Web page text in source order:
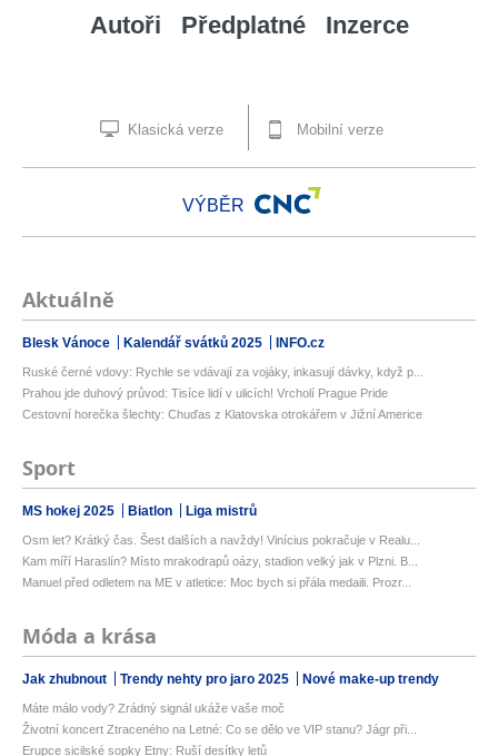
Autoři Předplatné Inzerce
Klasická verze Mobilní verze
VÝBĚR
Aktuálně
Blesk Vánoce Kalendář svátků 2025 INFO.cz
Ruské černé vdovy: Rychle se vdávají za vojáky, inkasují dávky, když p...
Prahou jde duhový průvod: Tisíce lidí v ulicích! Vrcholí Prague Pride
Cestovní horečka šlechty: Chuďas z Klatovska otrokářem v Jižní Americe
Sport
MS hokej 2025 Biatlon Liga mistrů
Osm let? Krátký čas. Šest dalších a navždy! Vinícius pokračuje v Realu...
Kam míří Haraslín? Místo mrakodrapů oázy, stadion velký jak v Plzni. B...
Manuel před odletem na ME v atletice: Moc bych si přála medaili. Prozr...
Móda a krása
Jak zhubnout Trendy nehty pro jaro 2025 Nové make-up trendy
Máte málo vody? Zrádný signál ukáže vaše moč
Životní koncert Ztraceného na Letné: Co se dělo ve VIP stanu? Jágr při...
Erupce sicilské sopky Etny: Ruší desítky letů